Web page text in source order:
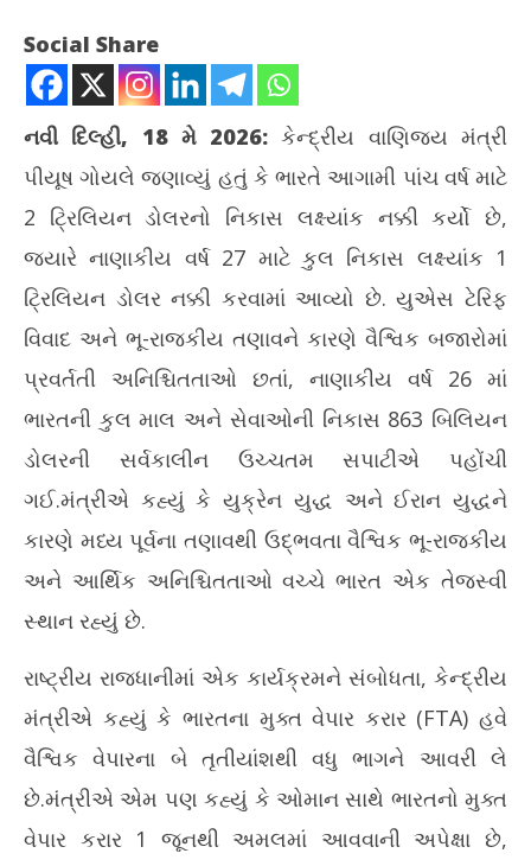
FY 27 માં ભારતની નિકાસ 1 ટ્રિલિયન ડોલર સુધી પહોંચવાની અપેક્ષા:
પીયૂષ ગોયલ
May
18,
2026
Social Share
નવી દિલ્હી, 18 મે 2026: કેન્દ્રીય વાણિજ્ય મંત્રી
પીયૂષ ગોયલે જણાવ્યું હતું કે ભારતે આગામી પાંચ વર્ષ માટે
2 ટ્રિલિયન ડોલરનો નિકાસ લક્ષ્યાંક નક્કી કર્યો છે,
જ્યારે નાણાકીય વર્ષ 27 માટે કુલ નિકાસ લક્ષ્યાંક 1
ટ્રિલિયન ડોલર નક્કી કરવામાં આવ્યો છે. યુએસ ટેરિફ
વિવાદ અને ભૂ-રાજકીય તણાવને કારણે વૈશ્વિક બજારોમાં
પ્રવર્તતી અનિશ્ચિતતાઓ છતાં, નાણાકીય વર્ષ 26 માં
ભારતની કુલ માલ અને સેવાઓની નિકાસ 863 બિલિયન
ડોલરની સર્વકાલીન ઉચ્ચતમ સપાટીએ પહોંચી
ગઈ.મંત્રીએ કહ્યું કે યુક્રેન યુદ્ધ અને ઈરાન યુદ્ધને
કારણે મધ્ય પૂર્વના તણાવથી ઉદ્ભવતા વૈશ્વિક ભૂ-રાજકીય
અને આર્થિક અનિશ્ચિતતાઓ વચ્ચે ભારત એક તેજસ્વી
સ્થાન રહ્યું છે.
રાષ્ટ્રીય રાજધાનીમાં એક કાર્યક્રમને સંબોધતા, કેન્દ્રીય
મંત્રીએ કહ્યું કે ભારતના મુક્ત વેપાર કરાર (FTA) હવે
વૈશ્વિક વેપારના બે તૃતીયાંશથી વધુ ભાગને આવરી લે
છે.મંત્રીએ એમ પણ કહ્યું કે ઓમાન સાથે ભારતનો મુક્ત
વેપાર કરાર 1 જૂનથી અમલમાં આવવાની અપેક્ષા છે,